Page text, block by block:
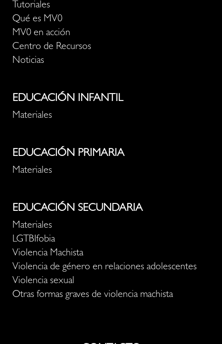
Tutoriales
Qué es MV0
MV0 en acción
Centro de Recursos
Noticias
EDUCACIÓN INFANTIL
Materiales
EDUCACIÓN PRIMARIA
Materiales
EDUCACIÓN SECUNDARIA
Materiales
LGTBIfobia
Violencia Machista
Violencia de género en relaciones adolescentes
Violencia sexual
Otras formas graves de violencia machista